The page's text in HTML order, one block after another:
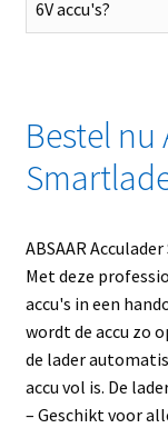
6V accu's?
Bestel nu
ABSAAR
Met deze
accu's in een
wordt de accu zo
de lader
accu vol is. De
– Geschikt voor